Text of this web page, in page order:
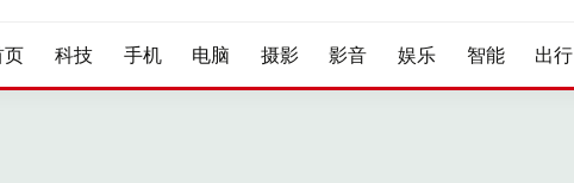
页 科技 手机 电脑 摄影 影音 娱乐 智能 出行